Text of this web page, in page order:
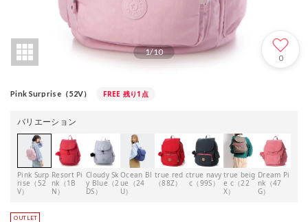
1/10
0
Pink Surprise（52V） FREE 残り1点
バリエーション
Pink Surp
rise（52
V）
Resort Pi
nk（1B
N）
Cloudy Sk
y Blue（2
DS）
Ocean Bl
ue（24
U）
true red c
（88Z）
true navy
c（99S）
true beig
e c（22
X）
Dream Pi
nk（47
G）